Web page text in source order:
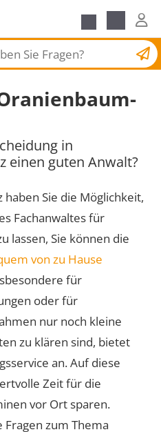
Scheidungsantrag
in
einen guten Anwalt?
Sie die Möglichkeit,
Fachanwaltes für
lassen, Sie können die
von zu Hause
für
oder für
nur noch kleine
zu klären sind, bietet
an. Auf diese
Zeit für die
vor Ort sparen.
Fragen zum Thema